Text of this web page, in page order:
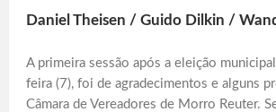
Daniel Theisen / Guido Dilkin /
A primeira sessão após a eleição
feira (7), foi de agradecimentos e alguns
Câmara de Vereadores de Morro Reuter.